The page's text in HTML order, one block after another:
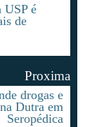
USP é
de
Proxima
drogas e
Dutra em
Seropédica